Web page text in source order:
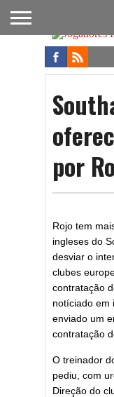
FUTEBOL
NACIONAL
FUTEBOL
INTERNACIONAL
NOTÍCIAS
ONDE
ASSISTIR
FUTEBOL
NA TV
APOSTAS
por
Rojo tem
ingleses do
desviar o
clubes
contratação
notíciado em
enviado um
contratação
O treinador
pediu, com
Direção do